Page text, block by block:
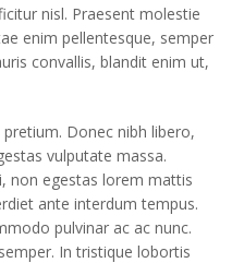
nisl. Praesent molestie
enim pellentesque, semper
convallis, blandit enim ut,
Donec nibh libero,
vulputate massa.
non egestas lorem mattis
ante interdum tempus.
pulvinar ac ac nunc.
In tristique lobortis